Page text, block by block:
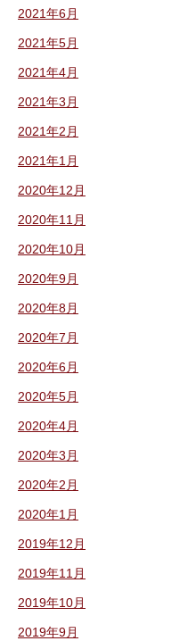
2021年6月
2021年5月
2021年4月
2021年3月
2021年2月
2021年1月
2020年12月
2020年11月
2020年10月
2020年9月
2020年8月
2020年7月
2020年6月
2020年5月
2020年4月
2020年3月
2020年2月
2020年1月
2019年12月
2019年11月
2019年10月
2019年9月